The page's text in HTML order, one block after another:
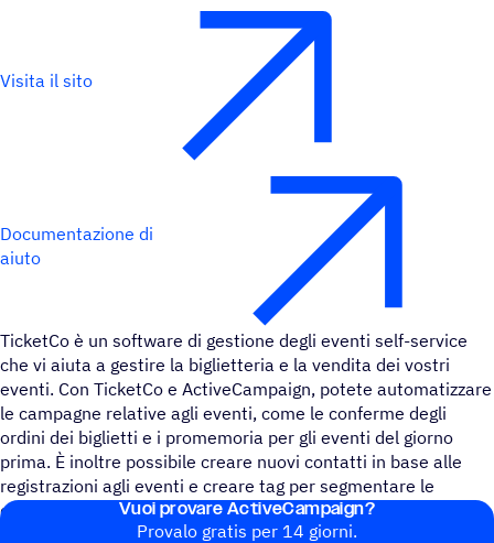
Visita il sito
Documentazione di
aiuto
TicketCo è un software di gestione degli eventi self-service
che vi aiuta a gestire la biglietteria e la vendita dei vostri
eventi. Con TicketCo e ActiveCampaign, potete automatizzare
le campagne relative agli eventi, come le conferme degli
ordini dei biglietti e i promemoria per gli eventi del giorno
prima. È inoltre possibile creare nuovi contatti in base alle
registrazioni agli eventi e creare tag per segmentare le
campagne future.Vuoi provare ActiveCampaign?
Provalo gratis per 14 giorni.